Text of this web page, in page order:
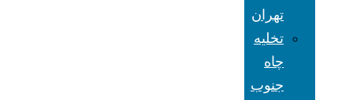
تهران
تخلیه
چاه
جنوب